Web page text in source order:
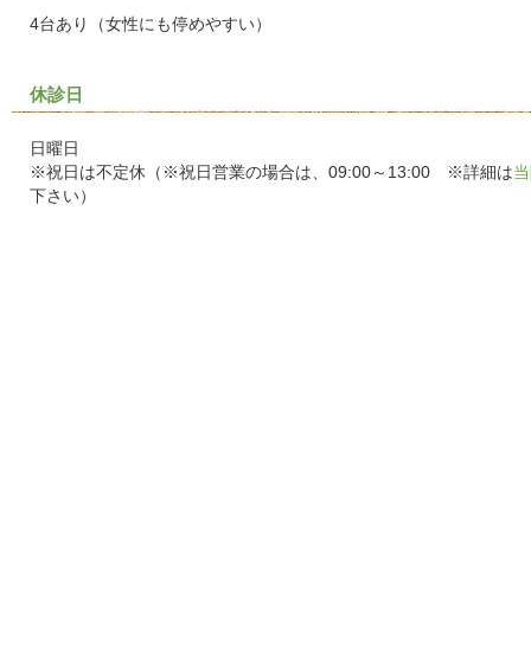
4台あり（女性にも停めやすい）
休診日
日曜日
※祝日は不定休（※祝日営業の場合は、09:00～13:00 ※詳細は
下さい）